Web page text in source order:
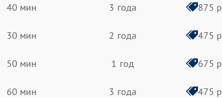
40 мин 3 года 875 р
30 мин 2 года 475 р
50 мин 1 год 675 р
60 мин 3 года 475 р